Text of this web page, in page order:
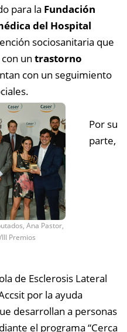
para la Fundación
del Hospital
sociosanitaria que
un trastorno
con un seguimiento
Ana Pastor,
Premios
Por su
parte,
de Esclerosis Lateral
por la ayuda
desarrollan a personas
el programa “Cerca